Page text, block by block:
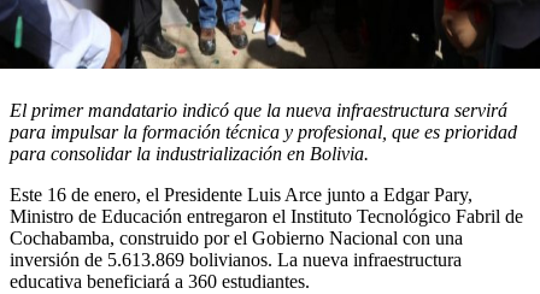
El primer mandatario indicó que la nueva infraestructura servirá
para impulsar la formación técnica y profesional, que es prioridad
para consolidar la industrialización en Bolivia.
Este 16 de enero, el Presidente Luis Arce junto a Edgar Pary,
Ministro de Educación entregaron el Instituto Tecnológico Fabril de
Cochabamba, construido por el Gobierno Nacional con una
inversión de 5.613.869 bolivianos. La nueva infraestructura
educativa beneficiará a 360 estudiantes.